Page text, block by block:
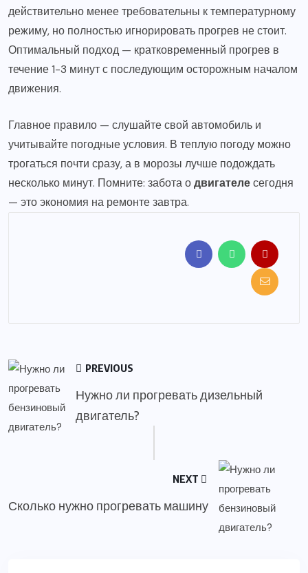
действительно менее требовательны к температурному
режиму, но полностью игнорировать прогрев не стоит.
Оптимальный подход — кратковременный прогрев в
течение 1-3 минут с последующим осторожным началом
движения.
Главное правило — слушайте свой автомобиль и
учитывайте погодные условия. В теплую погоду можно
трогаться почти сразу, а в морозы лучше подождать
несколько минут. Помните: забота одвигателесегодня
— это экономия на ремонте завтра.
PREVIOUS
Нужно ли прогревать дизельный
двигатель?
NEXT
Сколько нужно прогревать машину